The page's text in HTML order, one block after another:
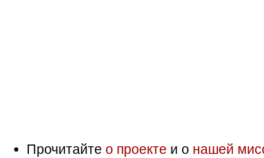
Прочитайте о проекте и о нашей